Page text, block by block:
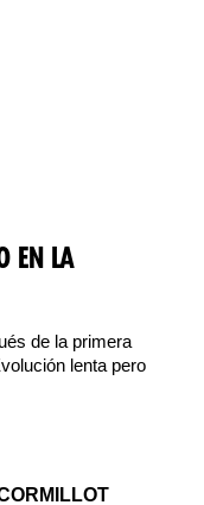
EN LA
de la primera
lenta pero